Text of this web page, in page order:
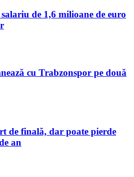
de 1,6 milioane de euro
cu Trabzonspor pe două
de finală, dar poate pierde
an